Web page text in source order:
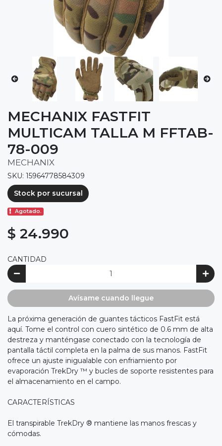
MECHANIX FASTFIT
MULTICAM TALLA M FFTAB-
78-009
MECHANIX
SKU: 15964778584309
Stock por sucursal
Agotado.
$ 24.990
CANTIDAD
Avísame cuando llegue
La próxima generación de guantes tácticos FastFit está
aquí. Tome el control con cuero sintético de 0.6 mm de alta
destreza y manténgase conectado con la tecnología de
pantalla táctil completa en la palma de sus manos. FastFit
ofrece un ajuste inigualable con enfriamiento por
evaporación TrekDry ™ y bucles de soporte resistentes para
el almacenamiento en el campo.
CARACTERÍSTICAS
El transpirable TrekDry ® mantiene las manos frescas y
cómodas.